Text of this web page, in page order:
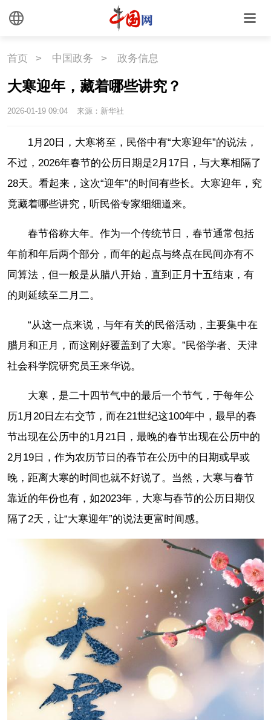
首页 > 中国政务 > 政务信息
大寒迎年，藏着哪些讲究？
2026-01-19 09:04 来源：新华社
1月20日，大寒将至，民俗中有“大寒迎年”的说法，
不过，2026年春节的公历日期是2月17日，与大寒相隔了
28天。看起来，这次“迎年”的时间有些长。大寒迎年，究
竟藏着哪些讲究，听民俗专家细细道来。
春节俗称大年。作为一个传统节日，春节通常包括
年前和年后两个部分，而年的起点与终点在民间亦有不
同算法，但一般是从腊八开始，直到正月十五结束，有
的则延续至二月二。
“从这一点来说，与年有关的民俗活动，主要集中在
腊月和正月，而这刚好覆盖到了大寒。”民俗学者、天津
社会科学院研究员王来华说。
大寒，是二十四节气中的最后一个节气，于每年公
历1月20日左右交节，而在21世纪这100年中，最早的春
节出现在公历中的1月21日，最晚的春节出现在公历中的
2月19日，作为农历节日的春节在公历中的日期或早或
晚，距离大寒的时间也就不好说了。当然，大寒与春节
靠近的年份也有，如2023年，大寒与春节的公历日期仅
隔了2天，让“大寒迎年”的说法更富时间感。